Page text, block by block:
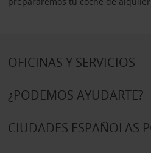
OFICINAS Y SERVICIOS
¿PODEMOS AYUDARTE?
CIUDADES ESPAÑOLAS